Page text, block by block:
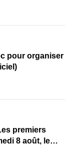
pour organiser
premiers
8 août, le